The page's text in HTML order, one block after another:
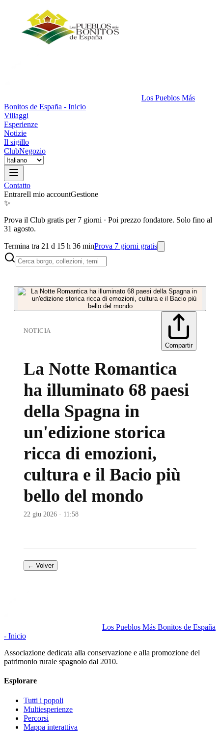
Los Pueblos Más
Bonitos de España - Inicio
Villaggi
Esperienze
Notizie
Il sigillo
ClubNegozio
Contatto
EntrareIl mio accountGestione
✨
Prova il Club gratis per 7 giorni · Poi prezzo fondatore. Solo fino al
31 agosto.
Termina tra 21 d 15 h 36 minProva 7 giorni gratis
NOTICIA
Compartir
La Notte Romantica
ha illuminato 68 paesi
della Spagna in
un'edizione storica
ricca di emozioni,
cultura e il Bacio più
bello del mondo
22 giu 2026 · 11:58
← Volver
Los Pueblos Más Bonitos de España
- Inicio
Associazione dedicata alla conservazione e alla promozione del
patrimonio rurale spagnolo dal 2010.
Esplorare
Tutti i popoli
Multiesperienze
Percorsi
Mappa interattiva